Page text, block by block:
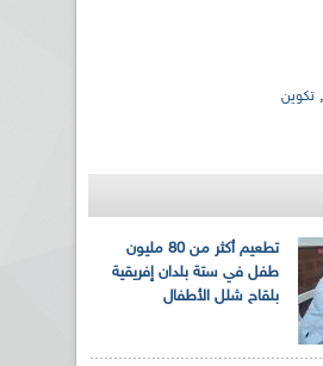
, تكوين
تطعيم أكثر من 80 مليون
طفل في ستة بلدان إفريقية
بلقاح شلل الأطفال